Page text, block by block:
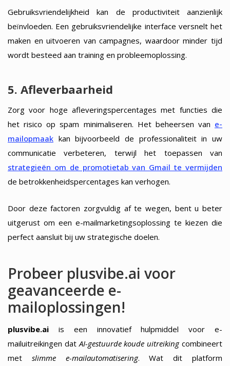
Gebruiksvriendelijkheid kan de productiviteit aanzienlijk
beïnvloeden. Een gebruiksvriendelijke interface versnelt het
maken en uitvoeren van campagnes, waardoor minder tijd
wordt besteed aan training en probleemoplossing.
5. Afleverbaarheid
Zorg voor hoge afleveringspercentages met functies die
het risico op spam minimaliseren. Het beheersen van e-
mailopmaak kan bijvoorbeeld de professionaliteit in uw
communicatie verbeteren, terwijl het toepassen van
strategieën om de promotietab van Gmail te vermijden
de betrokkenheidspercentages kan verhogen.
Door deze factoren zorgvuldig af te wegen, bent u beter
uitgerust om een e-mailmarketingsoplossing te kiezen die
perfect aansluit bij uw strategische doelen.
Probeer plusvibe.ai voor
geavanceerde e-
mailoplossingen!
plusvibe.ai is een innovatief hulpmiddel voor e-
mailuitreikingen dat AI-gestuurde koude uitreikingcombineert
met slimme e-mailautomatisering. Wat dit platform